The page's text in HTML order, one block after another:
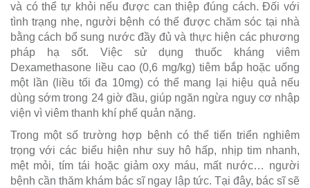
và có thể tự khỏi nếu được can thiệp đúng cách. Đối với
tình trạng nhẹ, người bệnh có thể được chăm sóc tại nhà
bằng cách bổ sung nước đầy đủ và thực hiện các phương
pháp hạ sốt. Việc sử dụng thuốc kháng viêm
Dexamethasone liều cao (0,6 mg/kg) tiêm bắp hoặc uống
một lần (liều tối đa 10mg) có thể mang lại hiệu quả nếu
dùng sớm trong 24 giờ đầu, giúp ngăn ngừa nguy cơ nhập
viện vì viêm thanh khí phế quản nặng.
Trong một số trường hợp bệnh có thể tiến triển nghiêm
trọng với các biểu hiện như suy hô hấp, nhịp tim nhanh,
mệt mỏi, tím tái hoặc giảm oxy máu, mất nước… người
bệnh cần thăm khám bác sĩ ngay lập tức. Tại đây, bác sĩ sẽ